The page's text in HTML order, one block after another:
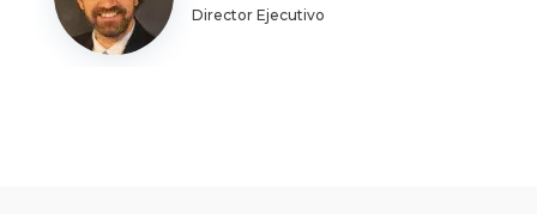
Miembro de la Junta Directiva